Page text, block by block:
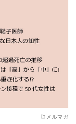
メルマガ